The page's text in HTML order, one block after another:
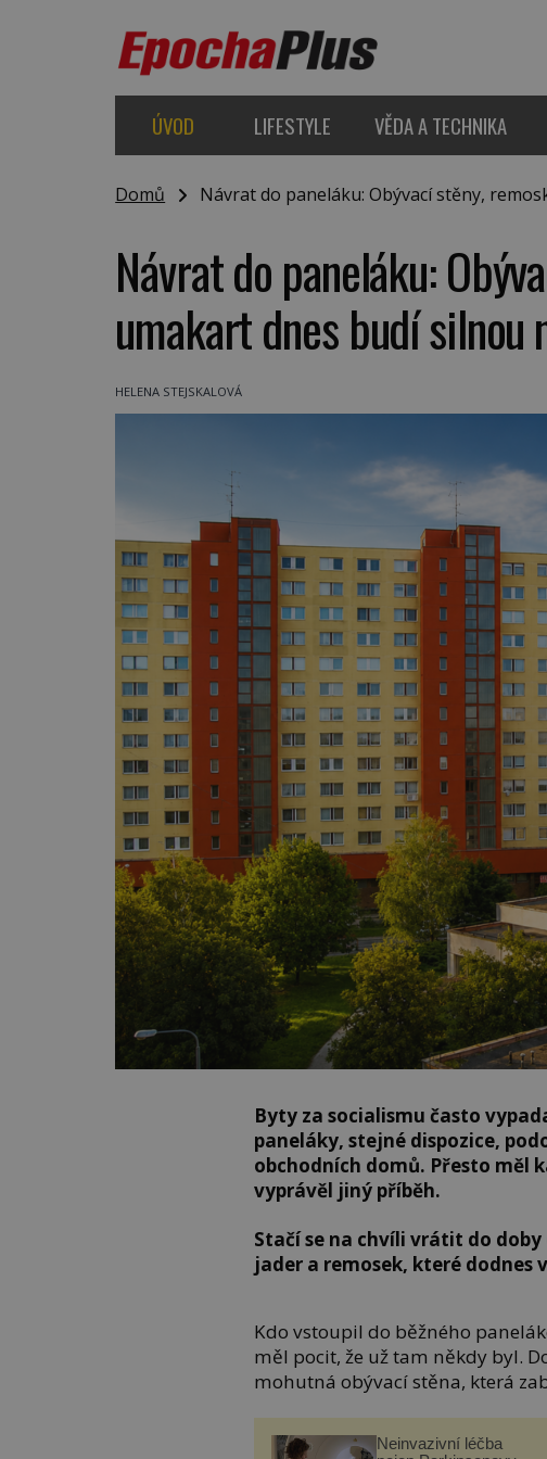
ÚVOD LIFESTYLE VĚDA A TECHNIKA
Domů Návrat do paneláku: Obývací stěny,
Návrat do paneláku:
umakart dnes budí silnou
HELENA STEJSKALOVÁ
Byty za socialismu často
paneláky, stejné dispozice,
obchodních domů. Přesto měl
vyprávěl jiný příběh.
Stačí se na chvíli vrátit do
jader a remosek, které dodnes
Kdo vstoupil do běžného
měl pocit, že už tam někdy byl.
mohutná obývací stěna, která
Neinvazivní léčba